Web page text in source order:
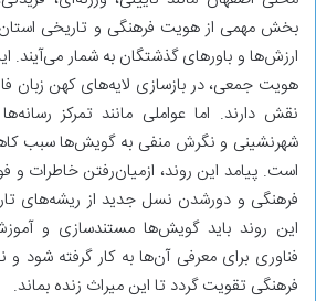
بخش مهمی از هویت فرهنگی و تاریخی
ارزش‌ها و باورهای گذشتگان به شمار می‌آیند.
هویت جمعی، در بازسازی لایه‌های کهن زبان
نقش دارند. اما عواملی مانند تمرکز
شهرنشینی و نگرش منفی به گویش‌ها سبب
است. پیامد این روند، ازمیان‌رفتن خاطرات و
فرهنگی و دورشدن نسل جدید از ریشه‌های
این روند باید گویش‌ها مستندسازی و
فناوری برای معرفی آن‌ها به کار گرفته شود
فرهنگی تقویت گردد تا این میراث زنده بماند.